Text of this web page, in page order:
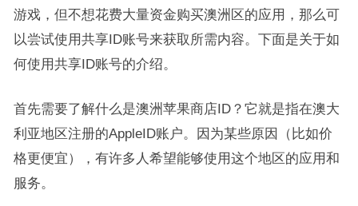
游戏，但不想花费大量资金购买澳洲区的应用，那么可
以尝试使用共享ID账号来获取所需内容。下面是关于如
何使用共享ID账号的介绍。
首先需要了解什么是澳洲苹果商店ID？它就是指在澳大
利亚地区注册的AppleID账户。因为某些原因（比如价
格更便宜），有许多人希望能够使用这个地区的应用和
服务。